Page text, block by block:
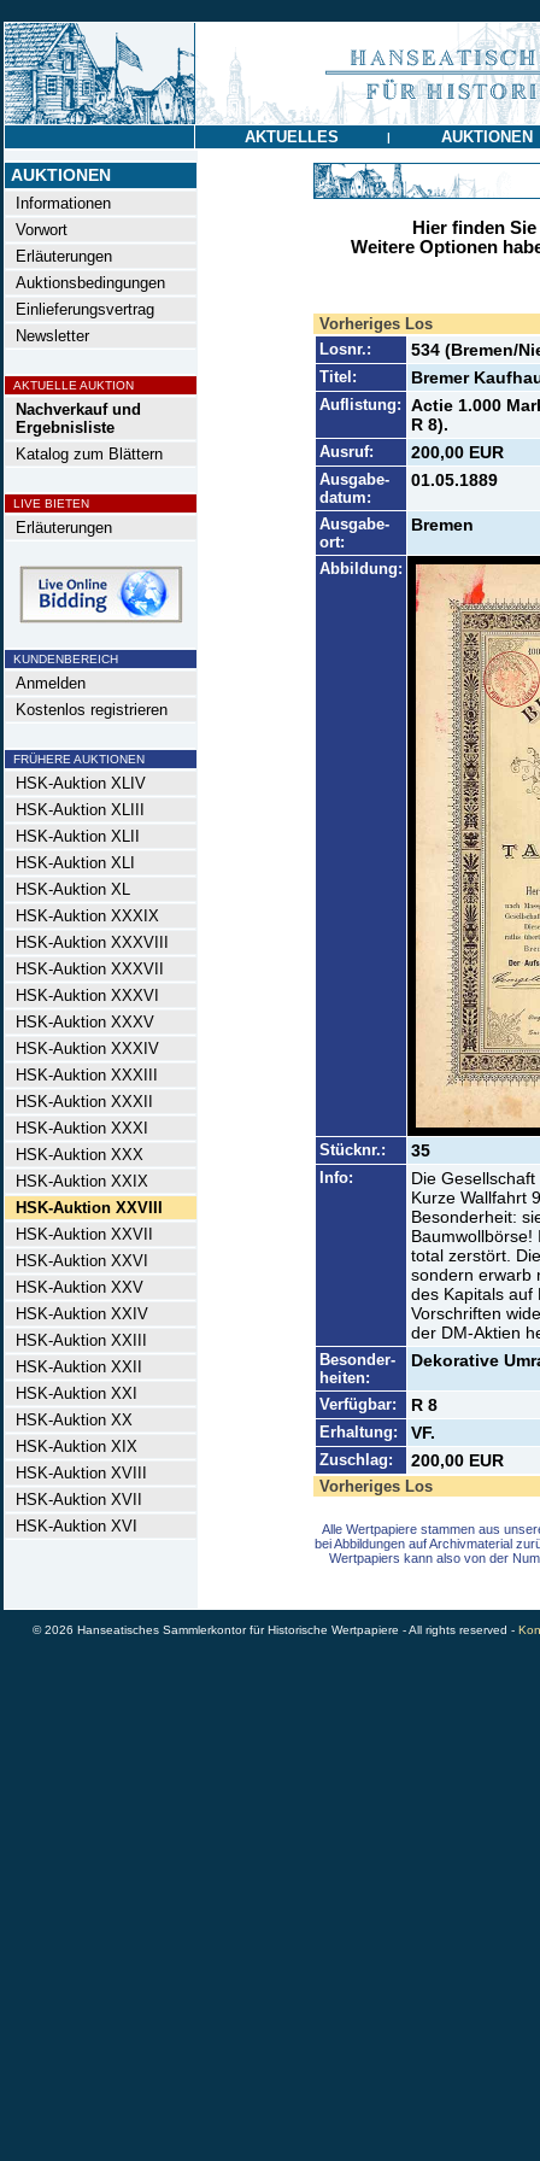
AKTUELLES | AUKTIONEN
AUKTIONEN
Informationen
Vorwort
Erläuterungen
Auktionsbedingungen
Einlieferungsvertrag
Newsletter
AKTUELLE AUKTION
Nachverkauf und
Ergebnisliste
Katalog zum Blättern
LIVE BIETEN
Erläuterungen
KUNDENBEREICH
Anmelden
Kostenlos registrieren
FRÜHERE AUKTIONEN
HSK-Auktion XLIV
HSK-Auktion XLIII
HSK-Auktion XLII
HSK-Auktion XLI
HSK-Auktion XL
HSK-Auktion XXXIX
HSK-Auktion XXXVIII
HSK-Auktion XXXVII
HSK-Auktion XXXVI
HSK-Auktion XXXV
HSK-Auktion XXXIV
HSK-Auktion XXXIII
HSK-Auktion XXXII
HSK-Auktion XXXI
HSK-Auktion XXX
HSK-Auktion XXIX
HSK-Auktion XXVIII
HSK-Auktion XXVII
HSK-Auktion XXVI
HSK-Auktion XXV
HSK-Auktion XXIV
HSK-Auktion XXIII
HSK-Auktion XXII
HSK-Auktion XXI
HSK-Auktion XX
HSK-Auktion XIX
HSK-Auktion XVIII
HSK-Auktion XVII
HSK-Auktion XVI
Hier finden
Weitere Optionen
Vorheriges Los
Losnr.:
534 (Bremen/
Titel: Bremer
Auflistung: Actie 1.000
R 8).
Ausruf: 200,00 EUR
Ausgabe-
datum:
01.05.1889
Ausgabe-
ort:
Bremen
Abbildung:
Stücknr.: 35
Info:
Die
Kurze Wallfahrt
Besonderheit:
Baumwollbörse!
total zerstört.
sondern erwarb
des Kapitals auf
Vorschriften
der DM-Aktien
Besonder-
heiten:
Dekorative
Verfügbar: R 8
Erhaltung: VF.
Zuschlag: 200,00 EUR
Vorheriges Los
Alle Wertpapiere stammen aus
bei Abbildungen auf Archivmaterial
Wertpapiers kann also von der
© 2026 Hanseatisches Sammlerkontor für Historische Wertpapiere - All rights reserved -